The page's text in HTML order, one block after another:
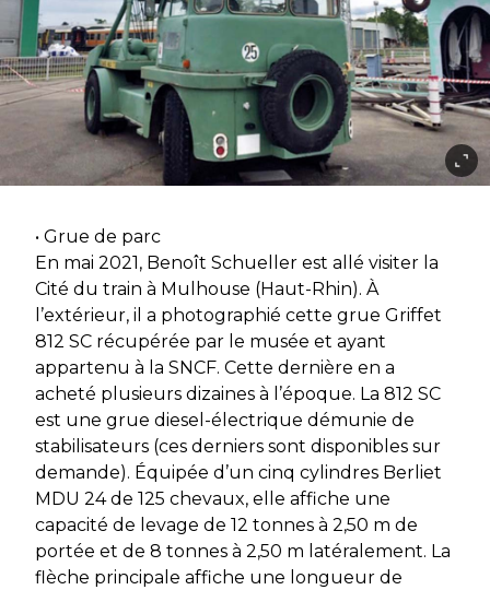
• Grue de parc
En mai 2021, Benoît Schueller est allé visiter la
Cité du train à Mulhouse (Haut-Rhin). À
l’extérieur, il a photographié cette grue Griffet
812 SC récupérée par le musée et ayant
appartenu à la SNCF. Cette dernière en a
acheté plusieurs dizaines à l’époque. La 812 SC
est une grue diesel-électrique démunie de
stabilisateurs (ces derniers sont disponibles sur
demande). Équipée d’un cinq cylindres Berliet
MDU 24 de 125 chevaux, elle affiche une
capacité de levage de 12 tonnes à 2,50 m de
portée et de 8 tonnes à 2,50 m latéralement. La
flèche principale affiche une longueur de